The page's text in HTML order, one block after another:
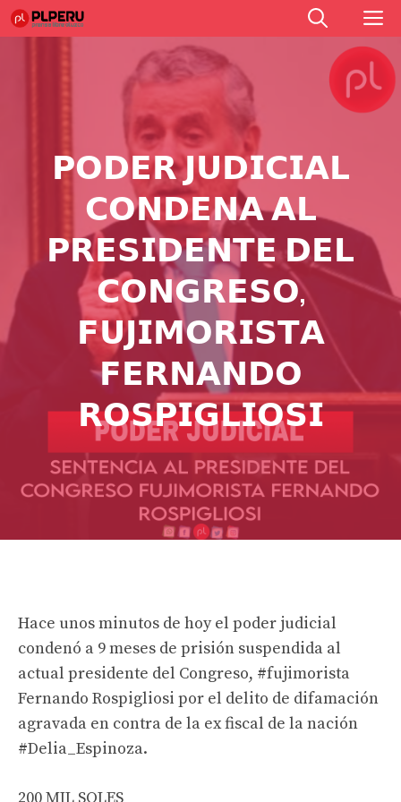
Saltar
al
𝗣𝗢𝗗𝗘𝗥 𝗝𝗨𝗗𝗜𝗖𝗜𝗔𝗟
𝗖𝗢𝗡𝗗𝗘𝗡𝗔 𝗔𝗟
𝗣𝗥𝗘𝗦𝗜𝗗𝗘𝗡𝗧𝗘 𝗗𝗘𝗟
𝗖𝗢𝗡𝗚𝗥𝗘𝗦𝗢,
𝗙𝗨𝗝𝗜𝗠𝗢𝗥𝗜𝗦𝗧𝗔
𝗙𝗘𝗥𝗡𝗔𝗡𝗗𝗢
𝗥𝗢𝗦𝗣𝗜𝗚𝗟𝗜𝗢𝗦𝗜
Hace unos minutos de hoy el poder judicial
condenó a 9 meses de prisión suspendida al
actual presidente del Congreso, #fujimorista
Fernando Rospigliosi por el delito de difamación
agravada en contra de la ex fiscal de la nación
#Delia_Espinoza.